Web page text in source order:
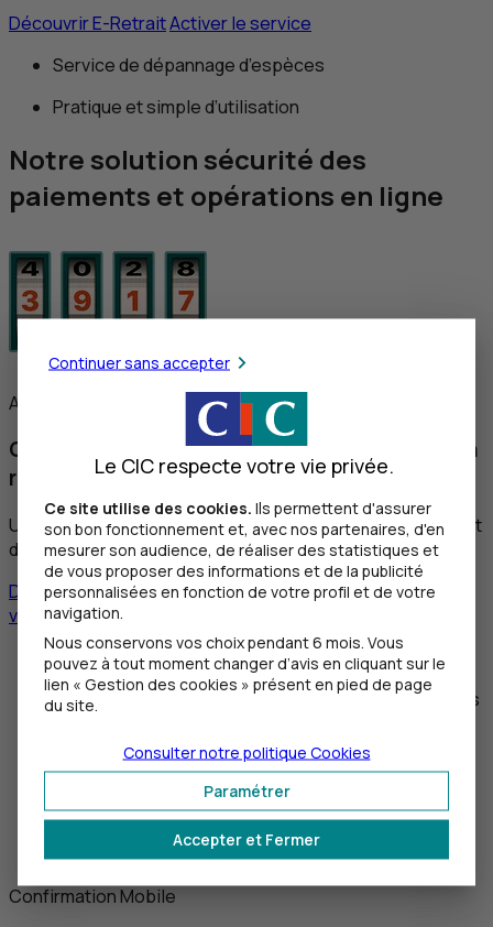
DécouvrirE-RetraitActiver le service
Service de dépannage d’espèces
Pratique et simple d’utilisation
Notre solution sécurité des
paiements et opérations en ligne
Authentification sans smartphone
Carte de Clés Personnelles : l’authentification
renforcée
Une carte contenant des clés numériques qui permettront
de confirmer votre authentification.
Découvrir la Carte de Clés PersonnellesCommander
votre carte
Sécuriser sans dépendre d'un réseau
Réaliser en toute sécurité des opérations sensibles
Confirmation Mobile
Continuer sans accepter
Le CIC respecte votre vie privée.
Ce site utilise des cookies. Ils permettent d'assurer
son bon fonctionnement et, avec nos partenaires, d'en
mesurer son audience, de réaliser des statistiques et
de vous proposer des informations et de la publicité
personnalisées en fonction de votre profil et de votre
navigation.
Nous conservons vos choix pendant 6 mois. Vous
pouvez à tout moment changer d’avis en cliquant sur le
lien « Gestion des cookies » présent en pied de page
du site.
Accepter et Fermer
Paramétrer
Consulter notre politique Cookies